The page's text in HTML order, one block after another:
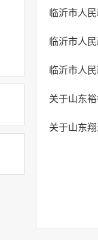
临沂市人
临沂市人
临沂市人
关于山东
关于山东